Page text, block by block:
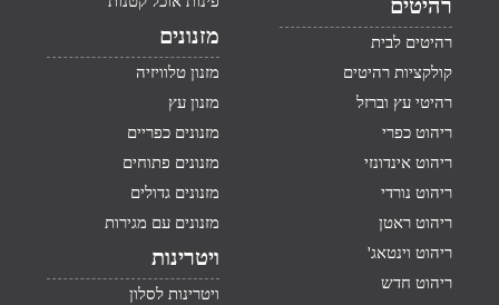
רהיטים
רהיטים לבית
קולקציות רהיטים
רהיטי עץ וברזל
ריהוט כפרי
ריהוט אינדונזי
ריהוט נורדי
ריהוט ראטן
ריהוט וינטאג'
ריהוט חדש
מזנונים
מזנון טלוויזיה
מזנון עץ
מזנונים כפריים
מזנונים פתוחים
מזנונים גדולים
מזנונים עם מגירות
ויטרינות
ויטרינות לסלון